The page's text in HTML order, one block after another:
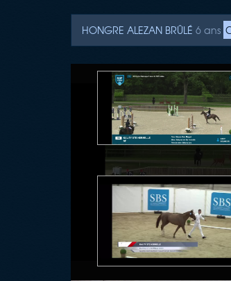
HONGRE ALEZAN BRÛLÉ 6 ans